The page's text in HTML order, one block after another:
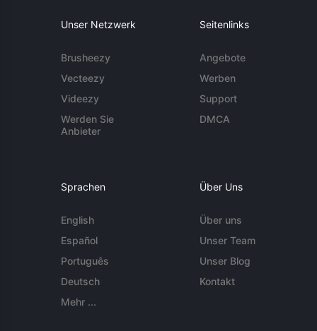
Unser Netzwerk
Brusheezy
Vecteezy
Videezy
Werden Sie
Anbieter
Seitenlinks
Angebote
Werben
Support
DMCA
Sprachen
English
Español
Português
Deutsch
Mehr ...
Über Uns
Über uns
Unser Team
Unser Blog
Kontakt